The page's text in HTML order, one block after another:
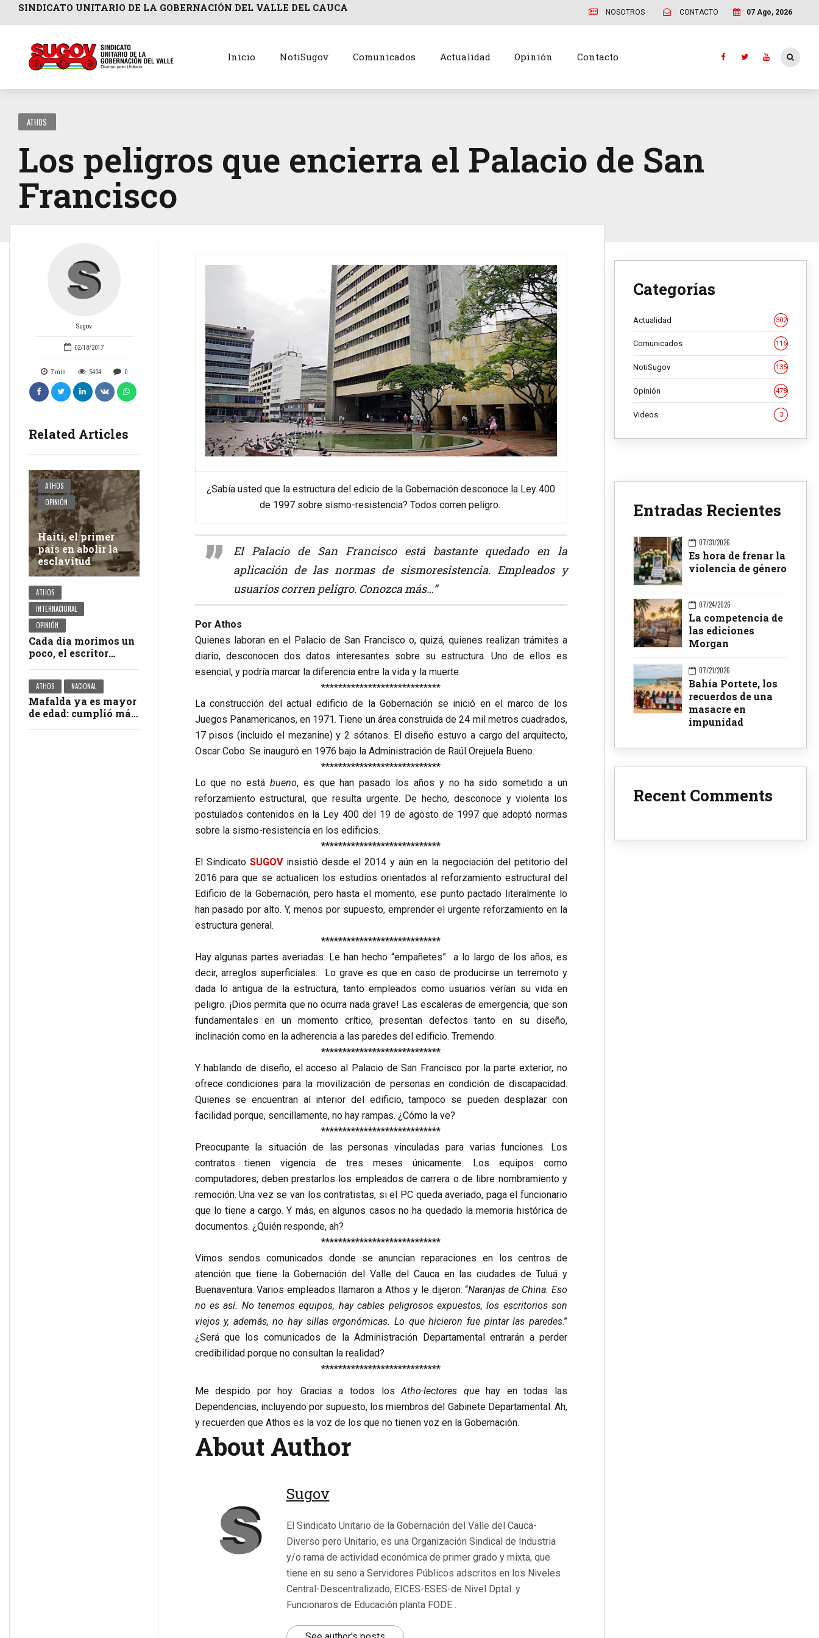
SINDICATO UNITARIO DE LA GOBERNACIÓN DEL VALLE DEL CAUCA NOSOTROS CONTACTO 07 Ago, 2026
Inicio NotiSugov Comunicados Actualidad Opinión Contacto
ATHOS
Los peligros que encierra el Palacio de San
Francisco
Sugov
02/18/2017
7 min 5404 0
Related Articles
ATHOS
OPINIÓN
Haití, el primer
país en abolir la
esclavitud
ATHOS
INTERNACIONAL
OPINIÓN
Cada día morimos un
poco, el escritor
ATHOS NACIONAL
Mafalda ya es mayor
de edad: cumplió más
¿Sabía usted que la estructura del edicio de la Gobernación desconoce la Ley 400
de 1997 sobre sismo-resistencia? Todos corren peligro.
El Palacio de San Francisco está bastante quedado en la
aplicación de las normas de sismoresistencia. Empleados y
usuarios corren peligro. Conozca más…”
Por Athos
Quienes laboran en el Palacio de San Francisco o, quizá, quienes realizan trámites a
diario, desconocen dos datos interesantes sobre su estructura. Uno de ellos es
esencial, y podría marcar la diferencia entre la vida y la muerte.
****************************
La construcción del actual edificio de la Gobernación se inició en el marco de los
Juegos Panamericanos, en 1971. Tiene un área construida de 24 mil metros cuadrados,
17 pisos (incluido el mezanine) y 2 sótanos. El diseño estuvo a cargo del arquitecto,
Oscar Cobo. Se inauguró en 1976 bajo la Administración de Raúl Orejuela Bueno.
****************************
Lo que no está bueno, es que han pasado los años y no ha sido sometido a un
reforzamiento estructural, que resulta urgente. De hecho, desconoce y violenta los
postulados contenidos en la Ley 400 del 19 de agosto de 1997 que adoptó normas
sobre la sismo-resistencia en los edificios.
****************************
El Sindicato SUGOVinsistió desde el 2014 y aún en la negociación del petitorio del
2016 para que se actualicen los estudios orientados al reforzamiento estructural del
Edificio de la Gobernación, pero hasta el momento, ese punto pactado literalmente lo
han pasado por alto. Y, menos por supuesto, emprender el urgente reforzamiento en la
estructura general.
****************************
Hay algunas partes averiadas. Le han hecho “empañetes” a lo largo de los años, es
decir, arreglos superficiales. Lo grave es que en caso de producirse un terremoto y
dada lo antigua de la estructura, tanto empleados como usuarios verían su vida en
peligro. ¡Dios permita que no ocurra nada grave! Las escaleras de emergencia, que son
fundamentales en un momento crítico, presentan defectos tanto en su diseño,
inclinación como en la adherencia a las paredes del edificio. Tremendo.
****************************
Y hablando de diseño, el acceso al Palacio de San Francisco por la parte exterior, no
ofrece condiciones para la movilización de personas en condición de discapacidad.
Quienes se encuentran al interior del edificio, tampoco se pueden desplazar con
facilidad porque, sencillamente, no hay rampas. ¿Cómo la ve?
****************************
Preocupante la situación de las personas vinculadas para varias funciones. Los
contratos tienen vigencia de tres meses únicamente. Los equipos como
computadores, deben prestarlos los empleados de carrera o de libre nombramiento y
remoción. Una vez se van los contratistas, si el PC queda averiado, paga el funcionario
que lo tiene a cargo. Y más, en algunos casos no ha quedado la memoria histórica de
documentos. ¿Quién responde, ah?
****************************
Vimos sendos comunicados donde se anuncian reparaciones en los centros de
atención que tiene la Gobernación del Valle del Cauca en las ciudades de Tuluá y
Buenaventura. Varios empleados llamaron a Athos y le dijeron: “Naranjas de China. Eso
no es así. No tenemos equipos, hay cables peligrosos expuestos, los escritorios son
viejos y, además, no hay sillas ergonómicas. Lo que hicieron fue pintar las paredes.”
¿Será que los comunicados de la Administración Departamental entrarán a perder
credibilidad porque no consultan la realidad?
****************************
Me despido por hoy. Gracias a todos losAtho-lectores quehay en todas las
Dependencias, incluyendo por supuesto, los miembros del Gabinete Departamental. Ah,
y recuerden que Athos es la voz de los que no tienen voz en la Gobernación.
About Author
Sugov
El Sindicato Unitario de la Gobernación del Valle del Cauca-
Diverso pero Unitario, es una Organización Sindical de Industria
y/o rama de actividad económica de primer grado y mixta, que
tiene en su seno a Servidores Públicos adscritos en los Niveles
Central-Descentralizado, EICES-ESES-de Nivel Dptal. y
Funcionaros de Educación planta FODE .
Categorías
Actualidad 302
Comunicados 116
NotiSugov 135
Opinión 478
Videos 3
Entradas Recientes
07/31/2026
Es hora de frenar la
violencia de género
07/24/2026
La competencia de
las ediciones
Morgan
07/21/2026
Bahía Portete, los
recuerdos de una
masacre en
impunidad
Recent Comments